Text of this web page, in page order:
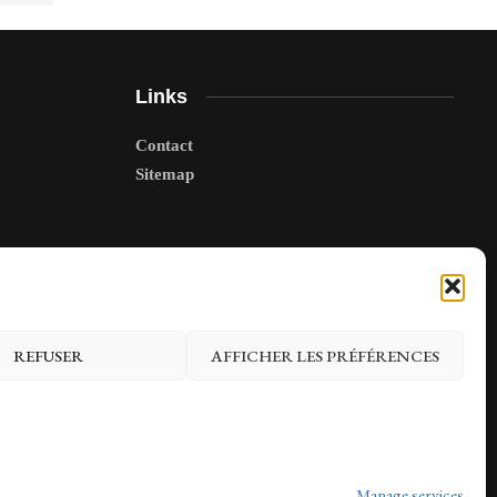
REFUSER AFFICHER LES PRÉFÉRENCES
Links
Contact
Sitemap